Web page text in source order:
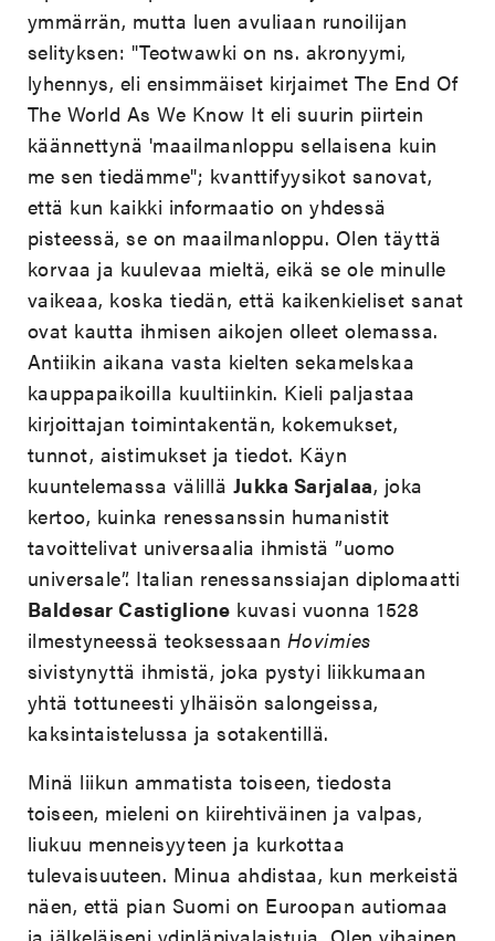
ymmärrän, mutta luen avuliaan runoilijan
selityksen: "Teotwawki on ns. akronyymi,
lyhennys, eli ensimmäiset kirjaimet The End Of
The World As We Know It eli suurin piirtein
käännettynä 'maailmanloppu sellaisena kuin
me sen tiedämme"; kvanttifyysikot sanovat,
että kun kaikki informaatio on yhdessä
pisteessä, se on maailmanloppu. Olen täyttä
korvaa ja kuulevaa mieltä, eikä se ole minulle
vaikeaa, koska tiedän, että kaikenkieliset sanat
ovat kautta ihmisen aikojen olleet olemassa.
Antiikin aikana vasta kielten sekamelskaa
kauppapaikoilla kuultiinkin. Kieli paljastaa
kirjoittajan toimintakentän, kokemukset,
tunnot, aistimukset ja tiedot. Käyn
kuuntelemassa välillä Jukka Sarjalaa, joka
kertoo, kuinka renessanssin humanistit
tavoittelivat universaalia ihmistä ”uomo
universale”. Italian renessanssiajan diplomaatti
Baldesar Castiglione kuvasi vuonna 1528
ilmestyneessä teoksessaan Hovimies
sivistynyttä ihmistä, joka pystyi liikkumaan
yhtä tottuneesti ylhäisön salongeissa,
kaksintaistelussa ja sotakentillä.
Minä liikun ammatista toiseen, tiedosta
toiseen, mieleni on kiirehtiväinen ja valpas,
liukuu menneisyyteen ja kurkottaa
tulevaisuuteen. Minua ahdistaa, kun merkeistä
näen, että pian Suomi on Euroopan autiomaa